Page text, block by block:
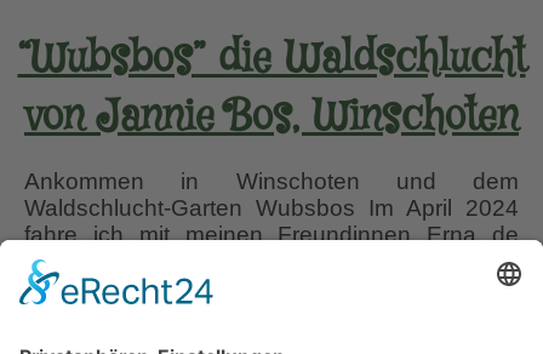
“Wubsbos” die Waldschlucht
von Jannie Bos, Winschoten
Ankommen in Winschoten und dem
Waldschlucht-Garten Wubsbos Im April 2024
fahre ich mit meinen Freundinnen Erna de
Wolff und Ulrike Aljets in die Mühlen- und
Rosen-Stadt Winschoten. Der Ort entwickelte